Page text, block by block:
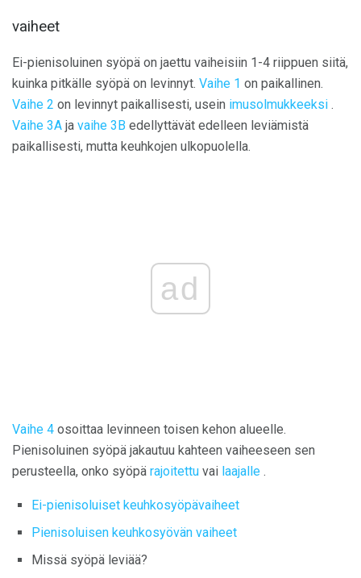
vaiheet
Ei-pienisoluinen syöpä on jaettu vaiheisiin 1-4 riippuen siitä,
kuinka pitkälle syöpä on levinnyt. Vaihe 1 on paikallinen.
Vaihe 2 on levinnyt paikallisesti, usein imusolmukkeeksi .
Vaihe 3A ja vaihe 3B edellyttävät edelleen leviämistä
paikallisesti, mutta keuhkojen ulkopuolella.
ad
Vaihe 4 osoittaa levinneen toisen kehon alueelle.
Pienisoluinen syöpä jakautuu kahteen vaiheeseen sen
perusteella, onko syöpä rajoitettu vai laajalle .
Ei-pienisoluiset keuhkosyöpävaiheet
Pienisoluisen keuhkosyövän vaiheet
Missä syöpä leviää?